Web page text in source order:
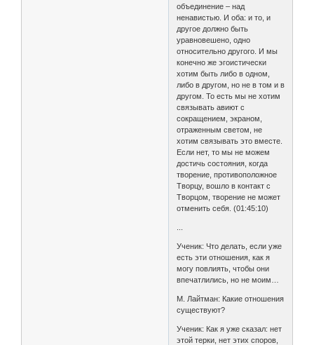
объединение – над
ненавистью. И оба: и то, и
другое должно быть
уравновешено, одно
относительно другого. И мы
конечно же эгоистически
хотим быть либо в одном,
либо в другом, но не в том и в
другом. То есть мы не хотим
связывать авиют с
сокращением, экраном,
отраженным светом, не
хотим связывать это вместе.
Если нет, то мы не можем
достичь состояния, когда
творение, противоположное
Творцу, вошло в контакт с
Творцом, творение не может
отменить себя. (01:45:10)
Ученик: Что делать, если уже
есть эти отношения, как я
могу повлиять, чтобы они
впечатлились, но не моим…
М. Лайтман: Какие отношения
существуют?
Ученик: Как я уже сказал: нет
этой терки, нет этих споров,